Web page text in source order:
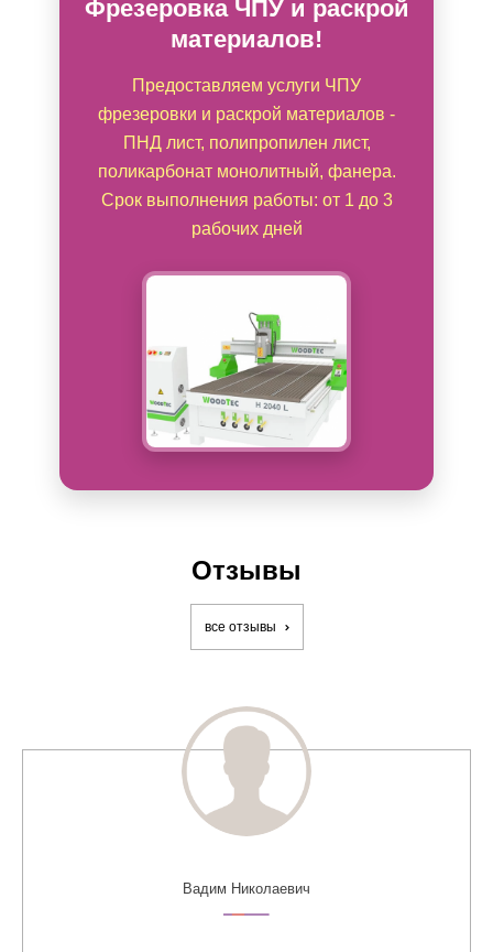
Фрезеровка ЧПУ и раскрой
материалов!
Предоставляем услуги ЧПУ
фрезеровки и раскрой материалов -
ПНД лист, полипропилен лист,
поликарбонат монолитный, фанера.
Срок выполнения работы: от 1 до 3
рабочих дней
Отзывы
все отзывы
Вадим Николаевич